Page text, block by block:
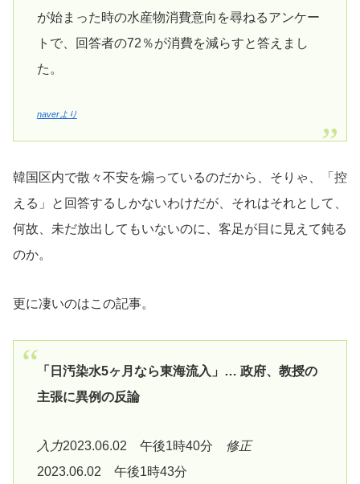
が始まった時の水産物消費意向を尋ねるアンケー
トで、回答者の72％が消費を減らすと答えまし
た。
naverより
韓国区内で散々不安を煽っているのだから、そりゃ、「控
える」と回答するしかないわけだが、それはそれとして、
何故、未だ放出してもいないのに、客足が目に見えて鈍る
のか。
更に凄いのはこの記事。
「日汚染水5ヶ月なら東海流入」… 政府、教授の
主張に異例の反論
入力2023.06.02 午後1時40分 修正
2023.06.02 午後1時43分